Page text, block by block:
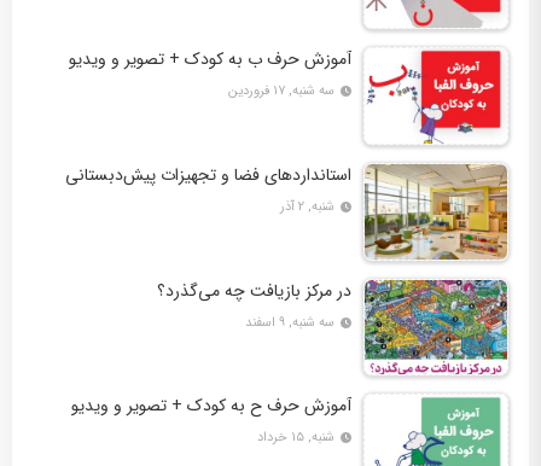
آموزش حرف ب به کودک + تصویر و ویدیو
سه شنبه, ۱۷ فروردین
استانداردهای فضا و تجهیزات پیش‌دبستانی
شنبه, ۲ آذر
در مرکز بازیافت چه می‌گذرد؟
سه شنبه, ۹ اسفند
آموزش حرف ح به کودک + تصویر و ویدیو
شنبه, ۱۵ خرداد